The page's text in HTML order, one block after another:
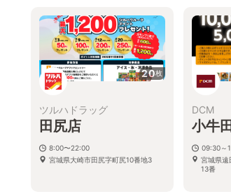
20枚
ツルハドラッグ
田尻店
8:00〜22:00
宮城県大崎市田尻字町尻10番地3
DCM
小牛
09:30～
宮城県遠
13番